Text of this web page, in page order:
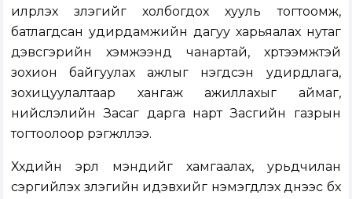
илрүүлэх үзлэгийг холбогдох хууль тогтоомж,
батлагдсан удирдамжийн дагуу харьяалах нутаг
дэвсгэрийн хэмжээнд чанартай, хүртээмжтэй
зохион байгуулах ажлыг нэгдсэн удирдлага,
зохицуулалтаар хангаж ажиллахыг аймаг,
нийслэлийн Засаг дарга нарт Засгийн газрын
тогтоолоор үүрэгжүүллээ.
Хүүхдийн эрүүл мэндийг хамгаалах, урьдчилан
сэргийлэх үзлэгийн идэвхийг нэмэгдүүлэх үүднээс бүх